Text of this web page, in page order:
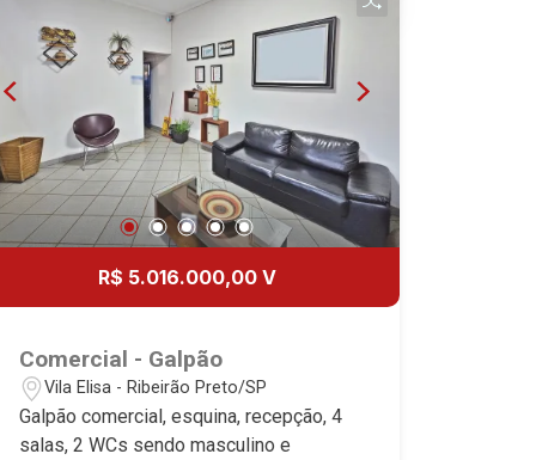
21
R$ 5.016.000,00 V
Comercial - Galpão
Vila Elisa - Ribeirão Preto/SP
Galpão comercial, esquina, recepção, 4
salas, 2 WCs sendo masculino e